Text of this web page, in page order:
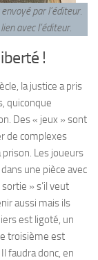
par l’éditeur.
avec l’éditeur.
!
la justice a pris
quiconque
Des « jeux » sont
de complexes
prison. Les joueurs
une pièce avec
» s’il veut
aussi mais ils
est ligoté, un
troisième est
faudra donc, en